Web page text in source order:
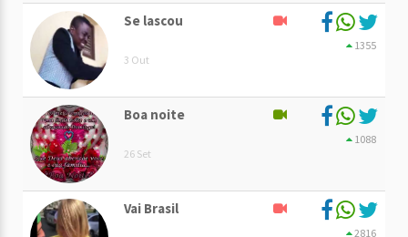
Se lascou
3 Out
1355
Boa noite
26 Set
1088
Vai Brasil
2816